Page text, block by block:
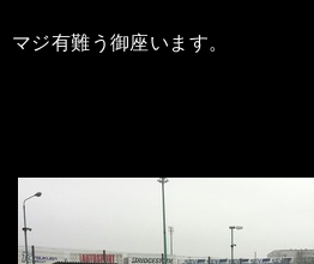
マジ有難う御座います。